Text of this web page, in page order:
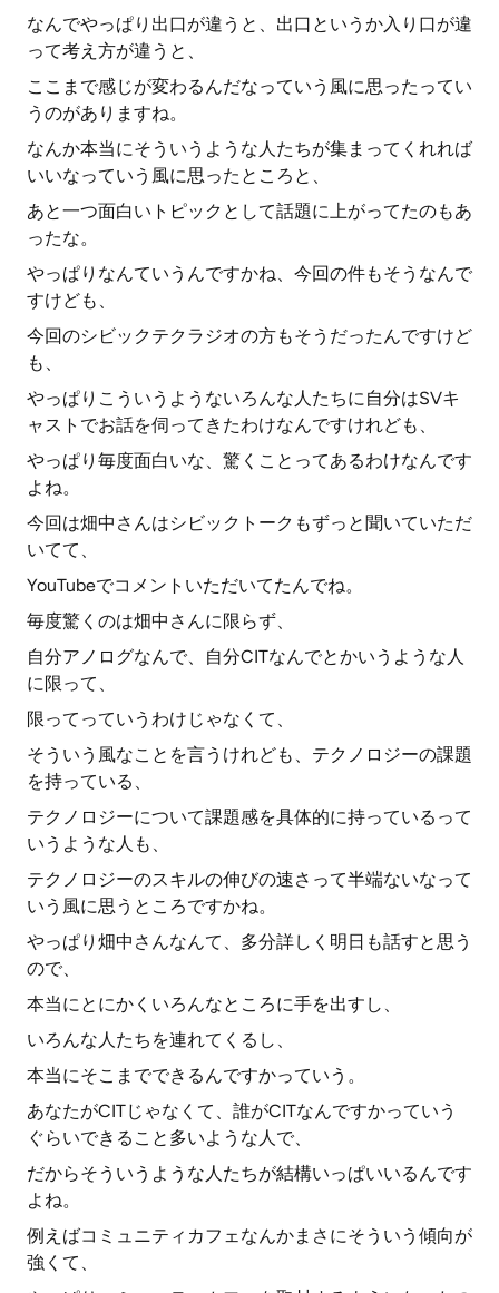
なんでやっぱり出口が違うと、出口というか入り口が違
って考え方が違うと、
ここまで感じが変わるんだなっていう風に思ったってい
うのがありますね。
なんか本当にそういうような人たちが集まってくれれば
いいなっていう風に思ったところと、
あと一つ面白いトピックとして話題に上がってたのもあ
ったな。
やっぱりなんていうんですかね、今回の件もそうなんで
すけども、
今回のシビックテクラジオの方もそうだったんですけど
も、
やっぱりこういうようないろんな人たちに自分はSVキ
ャストでお話を伺ってきたわけなんですけれども、
やっぱり毎度面白いな、驚くことってあるわけなんです
よね。
今回は畑中さんはシビックトークもずっと聞いていただ
いてて、
YouTubeでコメントいただいてたんでね。
毎度驚くのは畑中さんに限らず、
自分アノログなんで、自分CITなんでとかいうような人
に限って、
限ってっていうわけじゃなくて、
そういう風なことを言うけれども、テクノロジーの課題
を持っている、
テクノロジーについて課題感を具体的に持っているって
いうような人も、
テクノロジーのスキルの伸びの速さって半端ないなって
いう風に思うところですかね。
やっぱり畑中さんなんて、多分詳しく明日も話すと思う
ので、
本当にとにかくいろんなところに手を出すし、
いろんな人たちを連れてくるし、
本当にそこまでできるんですかっていう。
あなたがCITじゃなくて、誰がCITなんですかっていう
ぐらいできること多いような人で、
だからそういうような人たちが結構いっぱいいるんです
よね。
例えばコミュニティカフェなんかまさにそういう傾向が
強くて、